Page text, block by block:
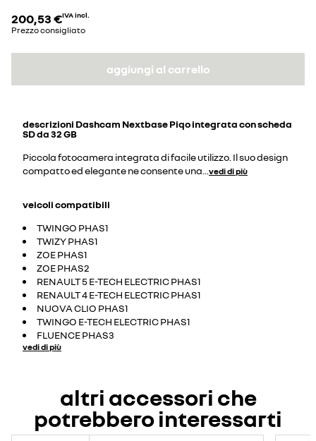
200,53 €IVA incl.
Prezzo consigliato
aggiungi al carrello
descrizioni Dashcam Nextbase Piqo integrata con scheda
SD da 32 GB
Piccola fotocamera integrata di facile utilizzo. Il suo design
compatto ed elegante ne consente una
vedi di più
veicoli compatibili
TWINGO PHAS1
TWIZY PHAS1
ZOE PHAS1
ZOE PHAS2
RENAULT 5 E-TECH ELECTRIC PHAS1
RENAULT 4 E-TECH ELECTRIC PHAS1
NUOVA CLIO PHAS1
TWINGO E-TECH ELECTRIC PHAS1
FLUENCE PHAS3
vedi di più
altri accessori che
potrebbero interessarti